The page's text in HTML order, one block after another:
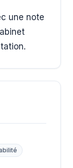
une note